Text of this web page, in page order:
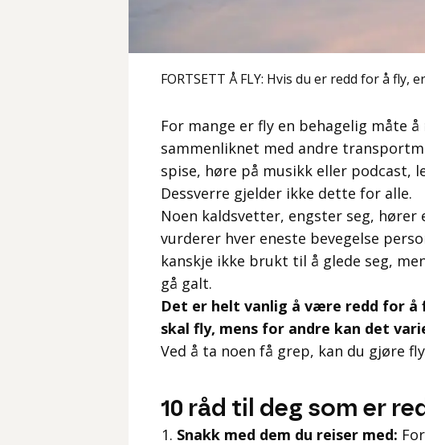
FORTSETT Å FLY: Hvis du er redd for å
For mange er fly en behagelig måte
sammenliknet med andre
spise, høre på musikk eller podcast,
Dessverre gjelder ikke dette for alle.
Noen kaldsvetter, engster seg,
vurderer hver eneste bevegelse
kanskje ikke brukt til å glede seg,
gå galt.
Det er helt vanlig å være redd for å
skal fly, mens for andre kan det
Ved å ta noen få grep, kan du gjøre
10 råd til deg som er
Snakk med dem du reiser med: